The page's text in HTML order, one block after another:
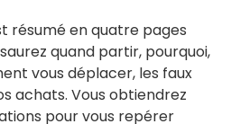
résumé en quatre pages
quand partir, pourquoi,
vous déplacer, les faux
achats. Vous obtiendrez
pour vous repérer